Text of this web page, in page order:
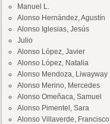
Manuel L.
Alonso Hernández, Agustín
Alonso Iglesias, Jesús
Julio
Alonso López, Javier
Alonso López, Natalia
Alonso Mendoza, Liwayway
Alonso Merino, Mercedes
Alonso Omeñaca, Samuel
Alonso Pimentel, Sara
Alonso Villaverde, Francisco